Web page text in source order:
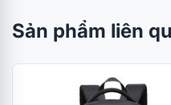
Sản phẩm liên